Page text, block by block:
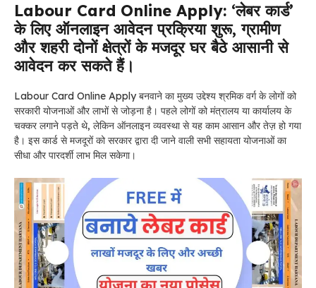
Labour Card Online Apply: ‘लेबर कार्ड’
के लिए ऑनलाइन आवेदन प्रक्रिया शुरू, ग्रामीण
और शहरी दोनों क्षेत्रों के मजदूर घर बैठे आसानी से
आवेदन कर सकते हैं।
Labour Card Online Apply बनवाने का मुख्य उद्देश्य श्रमिक वर्ग के लोगों को
सरकारी योजनाओं और लाभों से जोड़ना है। पहले लोगों को मंत्रालय या कार्यालय के
चक्कर लगाने पड़ते थे, लेकिन ऑनलाइन व्यवस्था से यह काम आसान और तेज़ हो गया
है। इस कार्ड से मजदूरों को सरकार द्वारा दी जाने वाली सभी सहायता योजनाओं का
सीधा और पारदर्शी लाभ मिल सकेगा।